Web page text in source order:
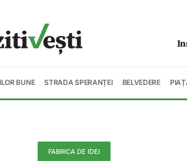
BUNE STRADA SPERANȚEI BELVEDERE
FABRICA DE IDEI